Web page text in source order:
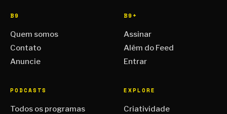
B9
Quem somos
Contato
Anuncie
B9+
Assinar
Além do Feed
Entrar
PODCASTS
Todos os programas
EXPLORE
Criatividade